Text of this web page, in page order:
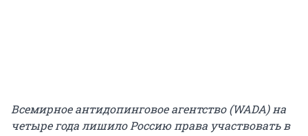
Всемирное антидопинговое агентство (WADA) на
четыре года лишило Россию права участвовать в